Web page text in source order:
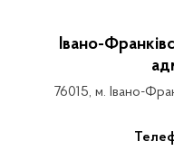
Івано-
76015, м. Івано-